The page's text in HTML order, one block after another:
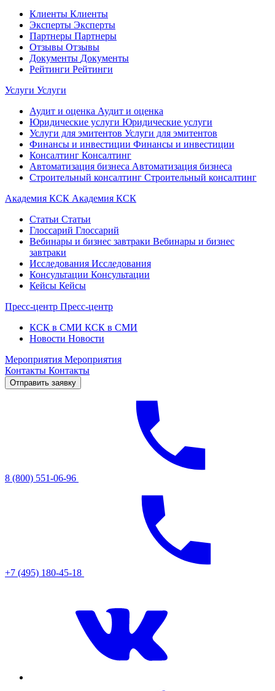
Клиенты Клиенты
Эксперты Эксперты
Партнеры Партнеры
Отзывы Отзывы
Документы Документы
Рейтинги Рейтинги
Услуги Услуги
Аудит и оценка Аудит и оценка
Юридические услуги Юридические услуги
Услуги для эмитентов Услуги для эмитентов
Финансы и инвестиции Финансы и инвестиции
Консалтинг Консалтинг
Автоматизация бизнеса Автоматизация бизнеса
Строительный консалтинг Строительный консалтинг
Академия КСК Академия КСК
Статьи Статьи
Глоссарий Глоссарий
Вебинары и бизнес завтраки Вебинары и бизнес
завтраки
Исследования Исследования
Консультации Консультации
Кейсы Кейсы
Пресс-центр Пресс-центр
КСК в СМИ КСК в СМИ
Новости Новости
Мероприятия Мероприятия
Контакты Контакты
Отправить заявку
8 (800) 551-06-96
+7 (495) 180-45-18